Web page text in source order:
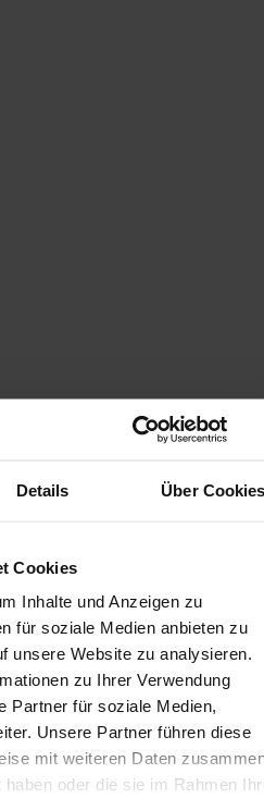
Details Über
Cookies
Inhalte und Anzeigen zu
für soziale Medien anbieten zu
unsere Website zu analysieren.
zu Ihrer Verwendung
Partner für soziale Medien,
Unsere Partner führen diese
mit weiteren Daten
oder die sie im Rahmen